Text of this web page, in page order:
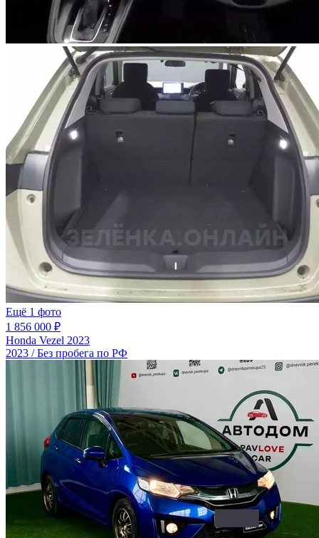
Ещё 1 фото
1 856 000 ₽
Honda Vezel 2023
2023 / Без пробега по РФ